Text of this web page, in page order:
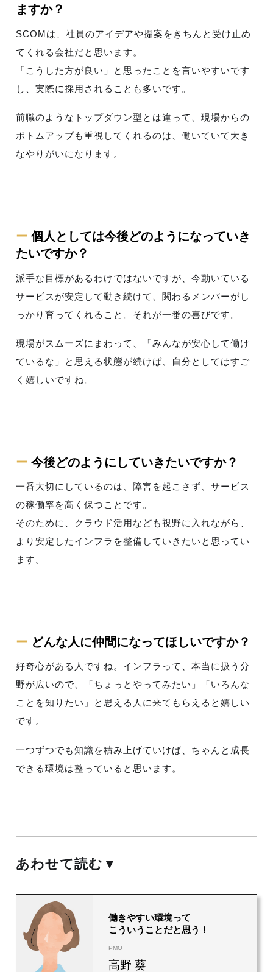
ますか？
SCOMは、社員のアイデアや提案をきちんと受け止め
てくれる会社だと思います。
「こうした方が良い」と思ったことを言いやすいです
し、実際に採用されることも多いです。
前職のようなトップダウン型とは違って、現場からの
ボトムアップも重視してくれるのは、働いていて大き
なやりがいになります。
ー個人としては今後どのようになっていき
たいですか？
派手な目標があるわけではないですが、今動いている
サービスが安定して動き続けて、関わるメンバーがし
っかり育ってくれること。それが一番の喜びです。
現場がスムーズにまわって、「みんなが安心して働け
ているな」と思える状態が続けば、自分としてはすご
く嬉しいですね。
ー今後どのようにしていきたいですか？
一番大切にしているのは、障害を起こさず、サービス
の稼働率を高く保つことです。
そのために、クラウド活用なども視野に入れながら、
より安定したインフラを整備していきたいと思ってい
ます。
ー どんな人に仲間になってほしいですか？
好奇心がある人ですね。インフラって、本当に扱う分
野が広いので、「ちょっとやってみたい」「いろんな
ことを知りたい」と思える人に来てもらえると嬉しい
です。
一つずつでも知識を積み上げていけば、ちゃんと成長
できる環境は整っていると思います。
あわせて読む▼
働きやすい環境って
こういうことだと思う！
PMO
高野 葵